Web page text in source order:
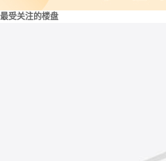
最受关注的楼盘